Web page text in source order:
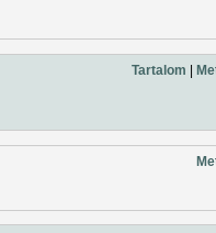
Tartalom |